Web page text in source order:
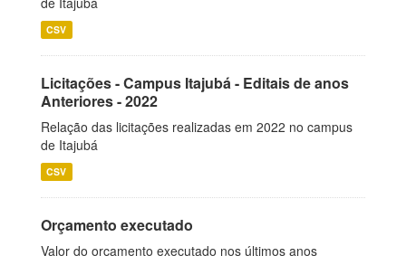
CSV
Licitações - Campus Itajubá - Editais de anos
Anteriores - 2022
Relação das licitações realizadas em 2022 no campus
de Itajubá
CSV
Orçamento executado
Valor do orçamento executado nos últimos anos